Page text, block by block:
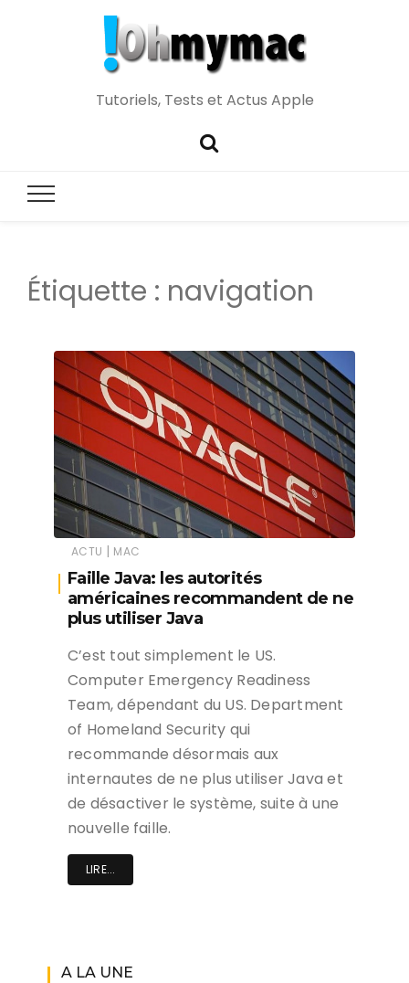
Tutoriels, Tests et Actus Apple
Étiquette : navigation
ACTU | MAC
Faille Java: les autorités
américaines recommandent de ne
plus utiliser Java
C’est tout simplement le US.
Computer Emergency Readiness
Team, dépendant du US. Department
of Homeland Security qui
recommande désormais aux
internautes de ne plus utiliser Java et
de désactiver le système, suite à une
nouvelle faille.
LIRE...
A LA UNE